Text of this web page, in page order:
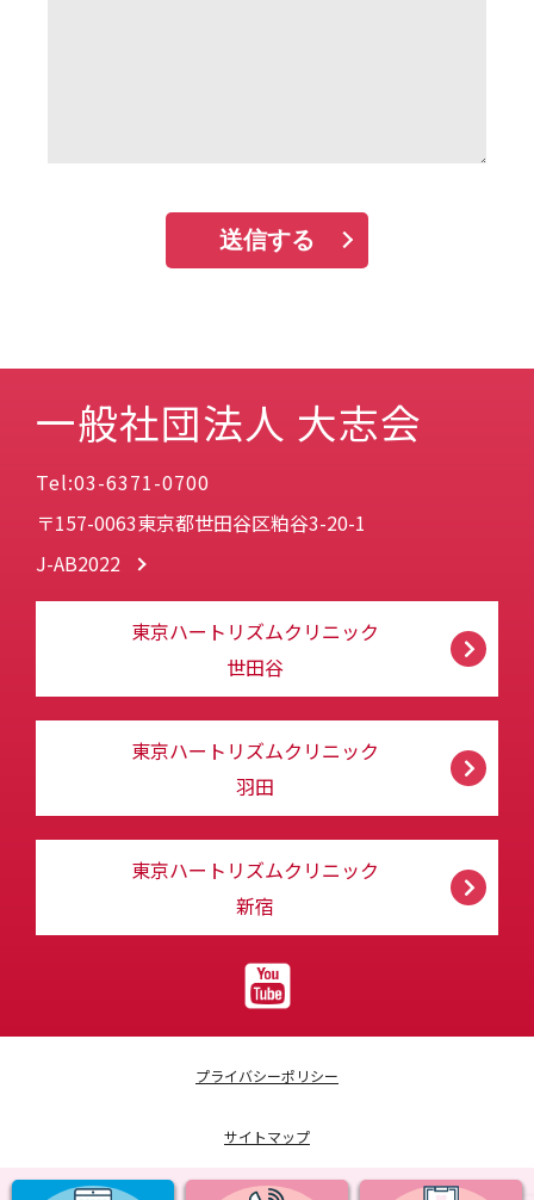
一般社団法人 大志会
Tel:03-6371-0700
〒157-0063東京都世田谷区粕谷3-20-1
J-AB2022
東京ハートリズムクリニック
世田谷
東京ハートリズムクリニック
羽田
東京ハートリズムクリニック
新宿
プライバシーポリシー
サイトマップ